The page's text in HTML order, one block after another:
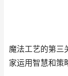
魔法工艺的第三
家运用智慧和策